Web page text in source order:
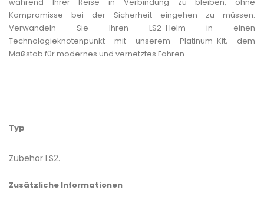
Kompromisse bei der Sicherheit eingehen zu müssen.
Verwandeln Sie Ihren LS2-Helm in einen
Technologieknotenpunkt mit unserem Platinum-Kit, dem
Maßstab für modernes und vernetztes Fahren.
Typ
Zubehör LS2.
Zusätzliche Informationen